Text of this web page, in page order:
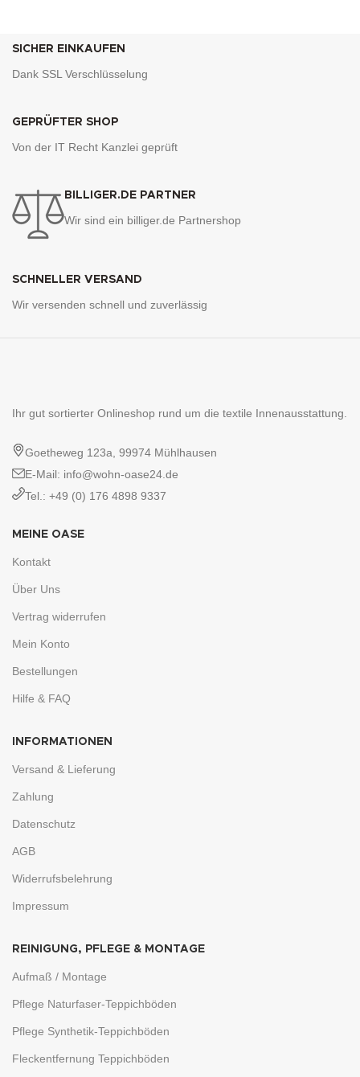
SICHER EINKAUFEN
Dank SSL Verschlüsselung
GEPRÜFTER SHOP
Von der IT Recht Kanzlei geprüft
BILLIGER.DE PARTNER
Wir sind ein billiger.de Partnershop
SCHNELLER VERSAND
Wir versenden schnell und zuverlässig
Ihr gut sortierter Onlineshop rund um die textile Innenausstattung.
Goetheweg 123a, 99974 Mühlhausen
E-Mail: info@wohn-oase24.de
Tel.: +49 (0) 176 4898 9337
MEINE OASE
Kontakt
Über Uns
Vertrag widerrufen
Mein Konto
Bestellungen
Hilfe & FAQ
INFORMATIONEN
Versand & Lieferung
Zahlung
Datenschutz
AGB
Widerrufsbelehrung
Impressum
REINIGUNG, PFLEGE & MONTAGE
Aufmaß / Montage
Pflege Naturfaser-Teppichböden
Pflege Synthetik-Teppichböden
Fleckentfernung Teppichböden